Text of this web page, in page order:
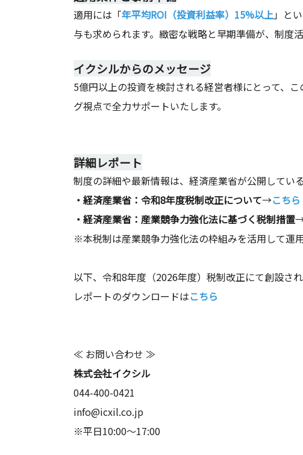
適用には「年平均ROI（投資利益率）15%以上」と
与も求められます。緻密な戦略と早期準備が、制度
イクシルからのメッセージ
5億円以上の投資を検討される経営者様にとって、
グ視点で全力サポートいたします。
詳細レポート
制度の詳細や最新情報は、経済産業省が公開してい
・経済産業省：令和8年度税制改正について→こちら
・経済産業省：産業競争力強化法に基づく税制措置
※本税制は産業競争力強化法の枠組みを活用して運用
以下、令和8年度（2026年度）税制改正にて創設さ
レポートのダウンロードはこちら
≪ お問い合わせ ≫
株式会社イクシル
044-400-0421
info@icxil.co.jp
※平日10:00～17:00